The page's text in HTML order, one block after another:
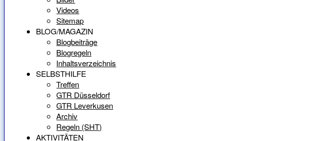
Videos
Sitemap
BLOG/MAGAZIN
Blogbeiträge
Blogregeln
Inhaltsverzeichnis
SELBSTHILFE
Treffen
GTR Düsseldorf
GTR Leverkusen
Archiv
Regeln (SHT)
AKTIVITÄTEN